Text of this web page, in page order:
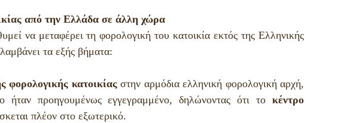
από την Ελλάδα σε άλλη χώρα
να μεταφέρει τη φορολογική του κατοικία εκτός της Ελληνικής
τα εξής βήματα:
φορολογικής κατοικίας στην αρμόδια ελληνική φορολογική αρχή,
προηγουμένως εγγεγραμμένο, δηλώνοντας ότι το κέντρο
πλέον στο εξωτερικό.